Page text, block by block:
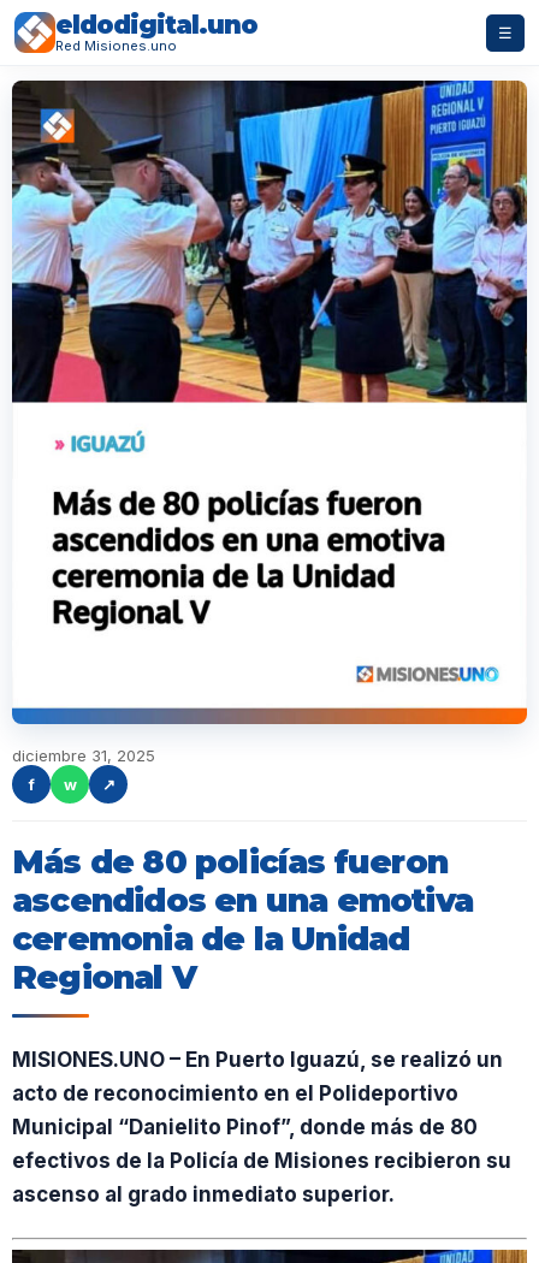
eldodigital.uno
Red Misiones.uno
☰
diciembre 31, 2025
f
w ↗
Más de 80 policías fueron
ascendidos en una emotiva
ceremonia de la Unidad
Regional V
MISIONES.UNO – En Puerto Iguazú, se realizó un
acto de reconocimiento en el Polideportivo
Municipal “Danielito Pinof”, donde más de 80
efectivos de la Policía de Misiones recibieron su
ascenso al grado inmediato superior.